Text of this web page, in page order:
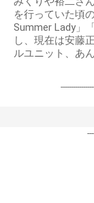
を行っていた頃
Summer Lady」
し、現在は安藤
ルユニット、あ